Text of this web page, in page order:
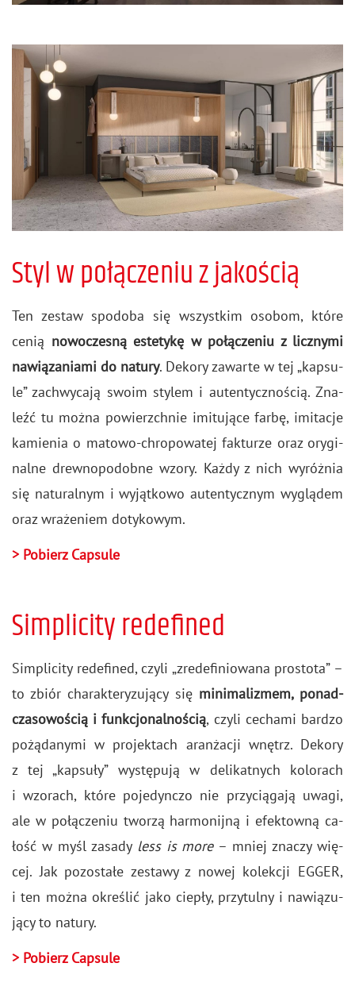
Styl w połączeniu z jakością
Ten ze­staw spodo­ba się wszyst­kim oso­bom, które
cenią no­wo­cze­sną es­te­ty­kę w po­łą­cze­niu z licz­ny­mi
na­wią­za­nia­mi do na­tu­ry. De­ko­ry za­war­te w tej „kap­su­
le” za­chwy­ca­ją swoim sty­lem i au­ten­tycz­no­ścią. Zna­
leźć tu można po­wierzch­nie imi­tu­ją­ce farbę, imi­ta­cje
ka­mie­nia o ma­to­wo-chro­po­wa­tej fak­tu­rze oraz ory­gi­
nal­ne drew­no­po­dob­ne wzory. Każdy z nich wy­róż­nia
się na­tu­ral­nym i wy­jąt­ko­wo au­ten­tycz­nym wy­glą­dem
oraz wra­że­niem do­ty­ko­wym.
> Po­bierz Cap­su­le
Simplicity redefined
Sim­pli­ci­ty re­de­fi­ned, czyli „zre­de­fi­nio­wa­na pro­sto­ta” –
to zbiór cha­rak­te­ry­zu­ją­cy się mi­ni­ma­li­zmem, po­nad­
cza­so­wo­ścią i funk­cjo­nal­no­ścią, czyli ce­cha­mi bar­dzo
po­żą­da­ny­mi w pro­jek­tach aran­ża­cji wnętrz. De­ko­ry
z tej „kap­su­ły” wy­stę­pu­ją w de­li­kat­nych ko­lo­rach
i wzo­rach, które po­je­dyn­czo nie przy­cią­ga­ją uwagi,
ale w po­łą­cze­niu two­rzą har­mo­nij­ną i efek­tow­ną ca­
łość w myśl za­sa­dy less is more– mniej zna­czy wię­
cej. Jak po­zo­sta­łe ze­sta­wy z nowej ko­lek­cji EGGER,
i ten można okre­ślić jako cie­pły, przy­tul­ny i na­wią­zu­
ją­cy to na­tu­ry.
> Po­bierz Cap­su­le